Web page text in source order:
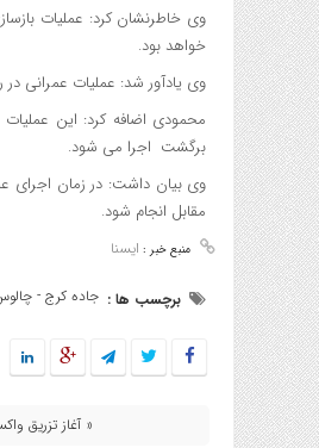
خواهد بود.
وی یادآور شد: عملیات عمرانی
برگشت اجرا می شود.
وی بیان داشت: در زمان اجرای
مقابل انجام شود.
منبع خبر : ایسنا
برچسب ها : جاده کرج -
« آغاز تزریق